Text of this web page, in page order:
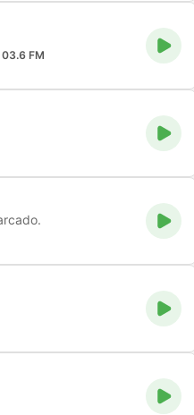
FM